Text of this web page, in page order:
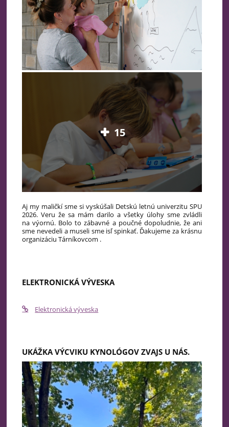
15
Aj my maličkí sme si vyskúšali Detskú letnú univerzitu SPU
2026. Veru že sa mám darilo a všetky úlohy sme zvládli
na výornú. Bolo to zábavné a poučné dopoludnie, že ani
sme nevedeli a museli sme isľ spinkať. Ďakujeme za krásnu
organizáciu Tárníkovcom .
ELEKTRONICKÁ VÝVESKA
Elektronická výveska
UKÁŽKA VÝCVIKU KYNOLÓGOV ZVAJS U NÁS.